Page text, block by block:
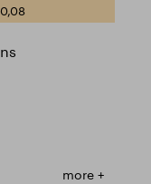
0,08
more +